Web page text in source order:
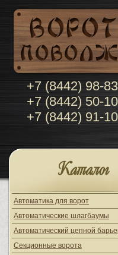
+7 (8442) 98-
+7 (8442) 50-
+7 (8442) 91-
Каталог
Автоматика для ворот
Автоматические шлагбаумы
Автоматический цепной
Секционные ворота